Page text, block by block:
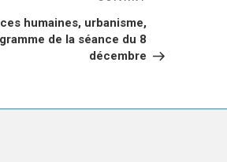
humaines, urbanisme,
de la séance du 8
décembre